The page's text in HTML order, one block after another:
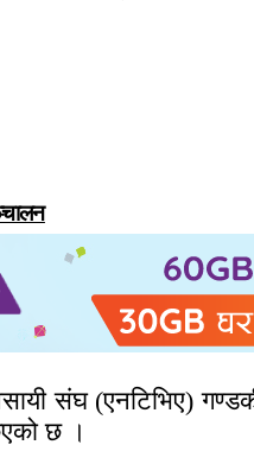
संघ (एनटिभिए)
छ ।